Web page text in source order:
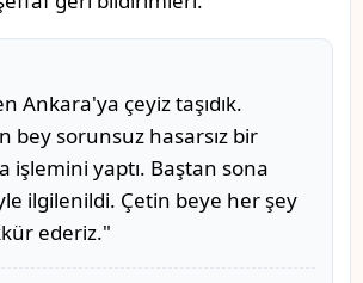
Ankara'ya çeyiz taşıdık.
bey sorunsuz hasarsız bir
işlemini yaptı. Baştan sona
ilgilenildi. Çetin beye her şey
ederiz."